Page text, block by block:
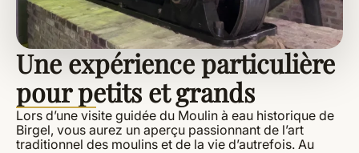
Une expérience particulière
pour petits et grands
Lors d’une visite guidée du Moulin à eau historique de
Birgel, vous aurez un aperçu passionnant de l’art
traditionnel des moulins et de la vie d’autrefois. Au